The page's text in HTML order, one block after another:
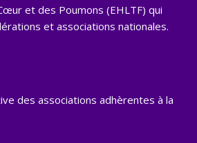
et des Poumons (EHLTF) qui
et associations nationales.
des associations adhèrentes à la